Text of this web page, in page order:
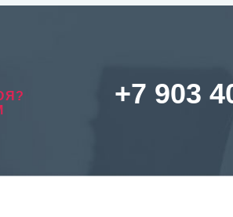
+7 903